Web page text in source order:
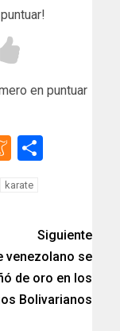
en puntuar
karate
Siguiente
venezolano se
de oro en los
Bolivarianos